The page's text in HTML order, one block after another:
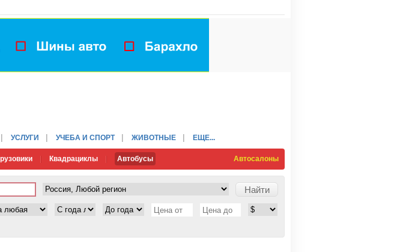
УСЛУГИ УЧЕБА И СПОРТ ЖИВОТНЫЕ ЕЩЕ...
Квадрациклы Автобусы Автосалоны